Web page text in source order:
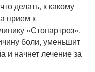
делать, к какому
прием к
«Стопартроз».
боли, уменьшит
и начнет лечение за